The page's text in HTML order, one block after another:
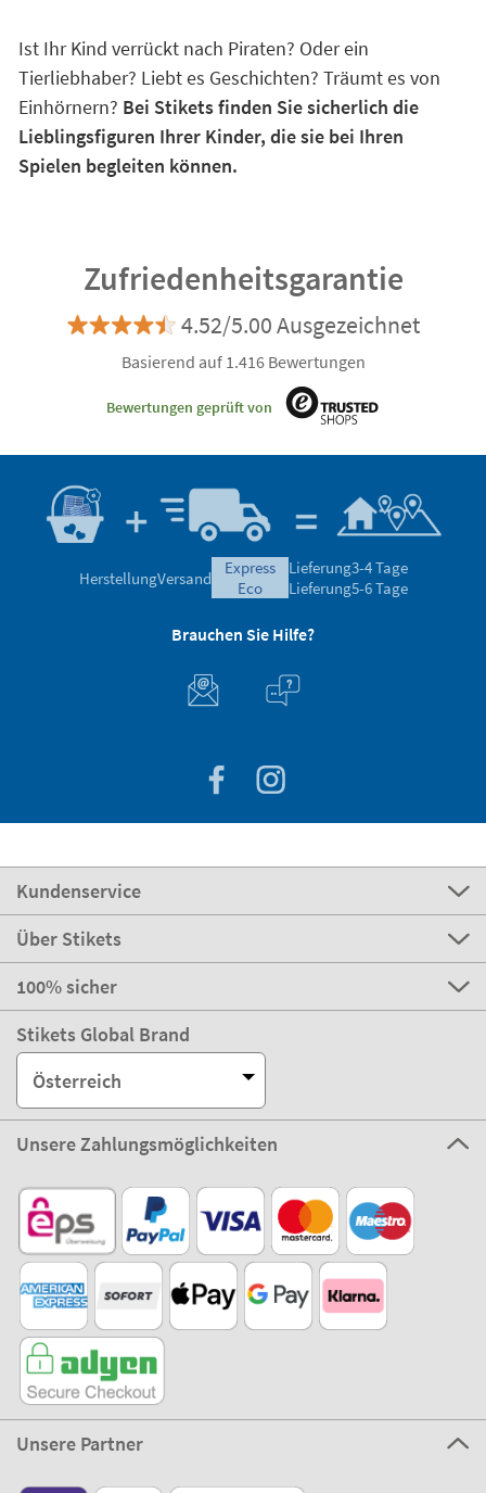
Ist Ihr Kind verrückt nach Piraten? Oder ein
Tierliebhaber? Liebt es Geschichten? Träumt es von
Einhörnern? Bei Stikets finden Sie sicherlich die
Lieblingsfiguren Ihrer Kinder, die sie bei Ihren
Spielen begleiten können.
Zufriedenheitsgarantie
4.52/5.00 Ausgezeichnet
Basierend auf 1.416 Bewertungen
Bewertungen geprüft von
HerstellungVersand
express
eco
Lieferung3-4 Tage
Lieferung5-6 Tage
Brauchen Sie Hilfe?
Kundenservice
Über Stikets
100% sicher
Stikets Global Brand
Österreich
Unsere Zahlungsmöglichkeiten
Unsere Partner